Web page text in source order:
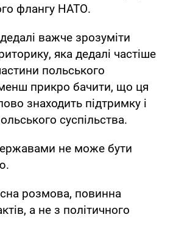
флангу НАТО.
важче зрозуміти
яка дедалі частіше
польського
прикро бачити, що ця
знаходить підтримку і
суспільства.
не може бути
розмова, повинна
а не з політичного